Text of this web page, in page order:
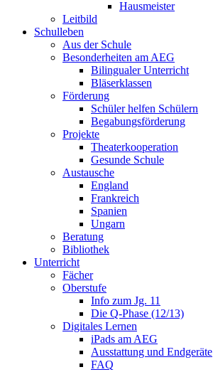
Hausmeister
Leitbild
Schulleben
Aus der Schule
Besonderheiten am AEG
Bilingualer Unterricht
Bläserklassen
Förderung
Schüler helfen Schülern
Begabungsförderung
Projekte
Theaterkooperation
Gesunde Schule
Austausche
England
Frankreich
Spanien
Ungarn
Beratung
Bibliothek
Unterricht
Fächer
Oberstufe
Info zum Jg. 11
Die Q-Phase (12/13)
Digitales Lernen
iPads am AEG
Ausstattung und Endgeräte
FAQ